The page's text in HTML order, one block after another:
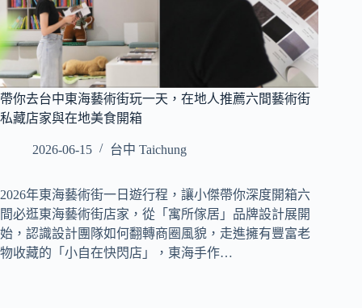
帶你去台中東海藝術街玩一天，在地人推薦六間藝術街
私藏店家與在地美食開箱
2026-06-15 台中 Taichung
2026年東海藝術街一日遊行程，讓小傑帶你深度開箱六
間必逛東海藝術街店家，從「寓所傢居」品牌設計展開
始，認識設計團隊如何翻轉商圈風貌，走進擁有豐富老
物收藏的「小自在快閃店」，東海手作…